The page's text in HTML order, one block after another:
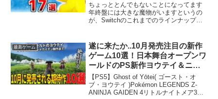
ちょっととんでもないことになってます
年終盤には大きな魔物がいますというの
が、Switchのこれまでのラインナップ見
評価がとんでもなく、売れまくったりと
これまででも...
最新ゲーム
遂に来たか..10月発売注目の新作
ゲーム10選！日本舞台オープンワ
ールドのPS新作ヨウテイ＆ニン
ジャガイデン4＆ポケレジェ新作
＆発売されるとは思わなかったリ
トルナイトメア３に覇権確定BF6
【PS5】Ghost of Yōtei( ゴースト・オ
ブ・ヨウテイ )Pokémon LEGENDS Z-
ANINJA GAIDEN 4リトルナイトメア3